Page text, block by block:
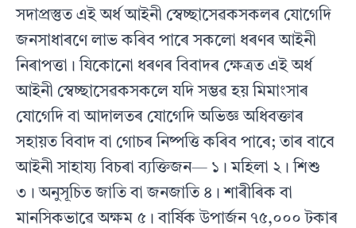
সদাপ্ৰস্তুত এই অৰ্ধ আইনী স্বেচ্ছাসেৱকসকলৰ যোগেদি
জনসাধাৰণে লাভ কৰিব পাৰে সকলো ধৰণৰ আইনী
নিৰাপত্তা। যিকোনো ধৰণৰ বিবাদৰ ক্ষেত্ৰত এই অৰ্ধ
আইনী স্বেচ্ছাসেৱকসকলে যদি সম্ভৱ হয় মিমাংসাৰ
যোগেদি বা আদালতৰ যোগেদি অভিজ্ঞ অধিবক্তাৰ
সহায়ত বিবাদ বা গোচৰ নিষ্পত্তি কৰিব পাৰে; তাৰ বাবে
আইনী সাহায্য বিচৰা ব্যক্তিজন— ১। মহিলা ২। শিশু
৩। অনুসূচিত জাতি বা জনজাতি ৪। শাৰীৰিক বা
মানসিকভাৱে অক্ষম ৫। বাৰ্ষিক উপাৰ্জন ৭৫,০০০ টকাৰ